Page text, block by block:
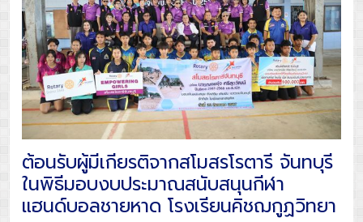
ต้อนรับผู้มีเกียรติจากสโมสรโรตารี จันทบุรี
ในพิธีมอบงบประมาณสนับสนุนกีฬา
แฮนด์บอลชายหาด โรงเรียนคิชฌกูฏวิทยา